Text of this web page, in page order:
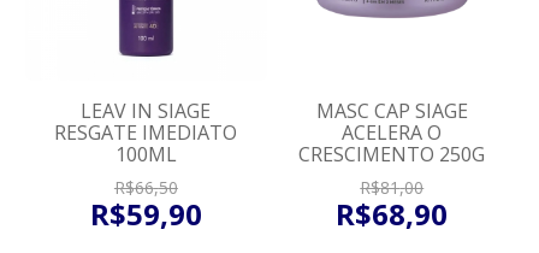
LEAV IN SIAGE
RESGATE IMEDIATO
100ML
R$66,50
R$59,90
MASC CAP SIAGE
ACELERA O
CRESCIMENTO 250G
R$81,00
R$68,90